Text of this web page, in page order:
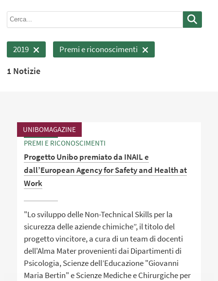
2019 Premi e riconoscimenti
1 Notizie
UNIBOMAGAZINE
PREMI E RICONOSCIMENTI
Progetto Unibo premiato da INAIL e
dall’European Agency for Safety and Health at
Work
"Lo sviluppo delle Non-Technical Skills per la
sicurezza delle aziende chimiche”, il titolo del
progetto vincitore, a cura di un team di docenti
dell'Alma Mater provenienti dai Dipartimenti di
Psicologia, Scienze dell’Educazione "Giovanni
Maria Bertin" e Scienze Mediche e Chirurgiche per